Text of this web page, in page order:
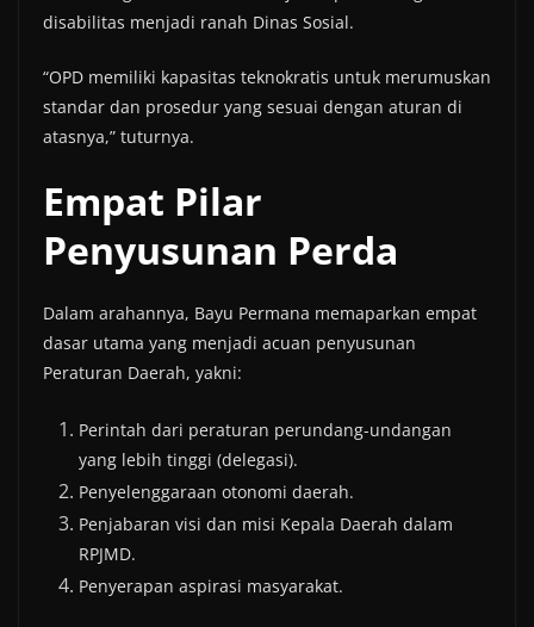
disabilitas menjadi ranah Dinas Sosial.
“OPD memiliki kapasitas teknokratis untuk merumuskan
standar dan prosedur yang sesuai dengan aturan di
atasnya,” tuturnya.
Empat Pilar
Penyusunan Perda
Dalam arahannya, Bayu Permana memaparkan empat
dasar utama yang menjadi acuan penyusunan
Peraturan Daerah, yakni:
Perintah dari peraturan perundang-undangan
yang lebih tinggi (delegasi).
Penyelenggaraan otonomi daerah.
Penjabaran visi dan misi Kepala Daerah dalam
RPJMD.
Penyerapan aspirasi masyarakat.